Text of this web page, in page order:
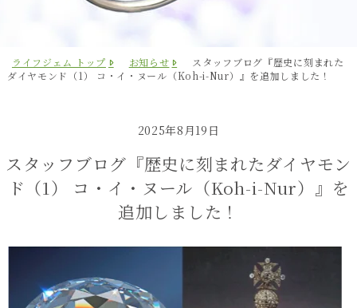
ライフジェム トップ お知らせ
スタッフブログ『歴史に刻まれた
ダイヤモンド（1） コ・イ・ヌール（Koh-i-Nur）』を追加しました！
2025年8月19日
スタッフブログ『歴史に刻まれたダイヤモン
ド（1） コ・イ・ヌール（Koh-i-Nur）』を
追加しました！